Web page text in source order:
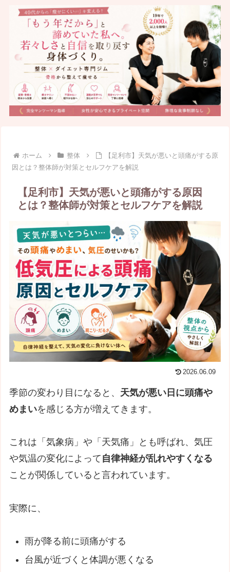
ホーム 整体
【足利市】天気が悪いと頭痛がする原
因とは？整体師が対策とセルフケアを解説
【足利市】天気が悪いと頭痛がする原因
とは？整体師が対策とセルフケアを解説
2026.06.09
季節の変わり目になると、 天気が悪い日に頭痛や
めまいを感じる方が増えてきます。
これは「気象病」や「天気痛」とも呼ばれ、気圧
や気温の変化によって 自律神経が乱れやすくなる
ことが関係していると言われています。
実際に、
雨が降る前に頭痛がする
台風が近づくと体調が悪くなる